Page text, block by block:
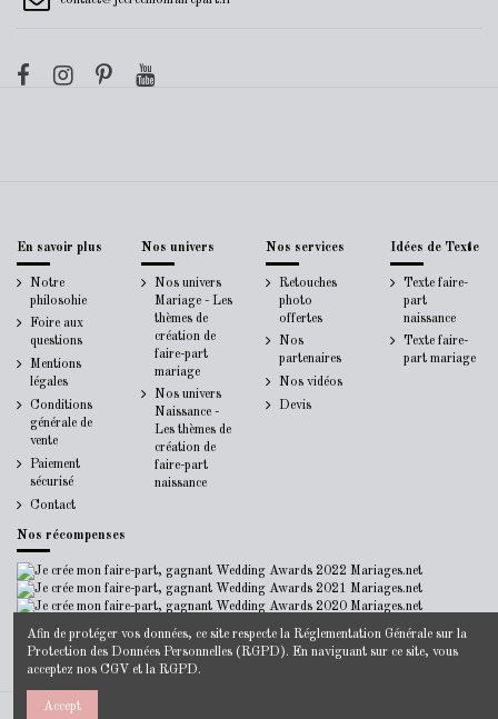
En savoir plus
Notre
philosohie
Foire aux
questions
Mentions
légales
Conditions
générale de
vente
Paiement
sécurisé
Contact
Nos univers
Nos univers
Mariage - Les
thèmes de
création de
faire-part
mariage
Nos univers
Naissance -
Les thèmes de
création de
faire-part
naissance
Nos services
Retouches
photo
offertes
Nos
partenaires
Nos vidéos
Devis
Idées de Texte
Texte faire-
part
naissance
Texte faire-
part mariage
Nos récompenses
© 2014-2022 - Jecreemonfairepart.fr -
Afin de protéger vos données, ce site respecte la Réglementation Générale sur la
Protection des Données Personnelles (RGPD). En naviguant sur ce site, vous
acceptez nos CGV et la RGPD.
Accept